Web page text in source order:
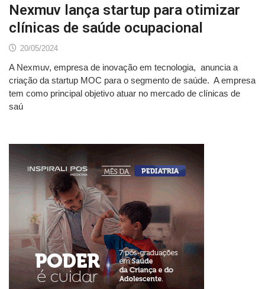
Nexmuv lança startup para otimizar
clínicas de saúde ocupacional
20/05/2024
A Nexmuv, empresa de inovação em tecnologia, anuncia a
criação da startup MOC para o segmento de saúde. A empresa
tem como principal objetivo atuar no mercado de clínicas de
saú